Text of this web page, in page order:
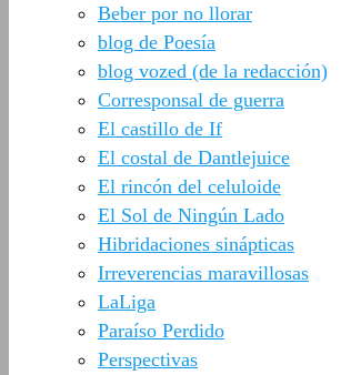
Beber por no llorar
blog de Poesía
blog vozed (de la redacción)
Corresponsal de guerra
El castillo de If
El costal de Dantlejuice
El rincón del celuloide
El Sol de Ningún Lado
Hibridaciones sinápticas
Irreverencias maravillosas
LaLiga
Paraíso Perdido
Perspectivas